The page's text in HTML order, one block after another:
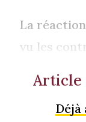
La
vu les
Article
Déjà